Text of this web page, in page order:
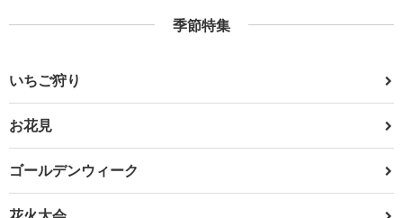
季節特集
いちご狩り
お花見
ゴールデンウィーク